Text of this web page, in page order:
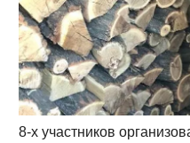
8-х участников